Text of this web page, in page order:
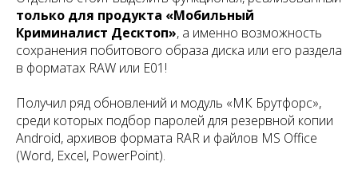
только для продукта «Мобильный
Криминалист Десктоп», а именно возможность
сохранения побитового образа диска или его раздела
в форматах RAW или E01!
Получил ряд обновлений и модуль «МК Брутфорс»,
среди которых подбор паролей для резервной копии
Android, архивов формата RAR и файлов MS Office
(Word, Excel, PowerPoint).